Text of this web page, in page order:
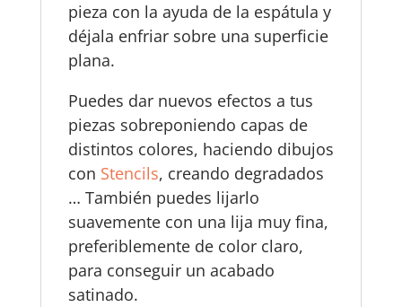
pieza con la ayuda de la espátula y
déjala enfriar sobre una superficie
plana.
Puedes dar nuevos efectos a tus
piezas sobreponiendo capas de
distintos colores, haciendo dibujos
con Stencils, creando degradados
… También puedes lijarlo
suavemente con una lija muy fina,
preferiblemente de color claro,
para conseguir un acabado
satinado.